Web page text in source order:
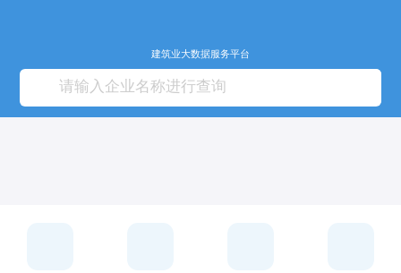
建筑业大数据服务平台